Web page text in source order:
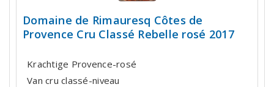
Domaine de Rimauresq Côtes de
Provence Cru Classé Rebelle rosé 2017
Krachtige Provence-rosé
Van cru classé-niveau